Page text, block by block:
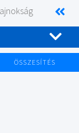
ÖSSZESÍTÉS